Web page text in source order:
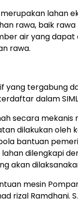
lahan
rawa, baik
air yang
rawa.
yang tergabung
dalam
secara mekanis
dilakukan oleh
bantuan
dilengkapi
akan
mesin
rizal Ramdhani.